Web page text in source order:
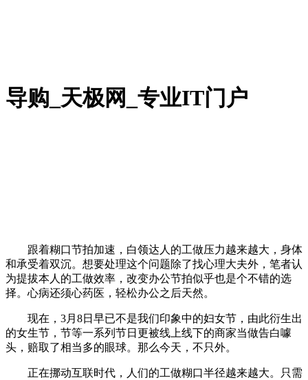
导购_天极网_专业IT门户
跟着糊口节拍加速，白领达人的工做压力越来越大，身体
和承受着双沉。想要处理这个问题除了找心理大夫外，笔者认
为提拔本人的工做效率，改变办公节拍似乎也是个不错的选
择。心病还须心药医，轻松办公之后天然。
现在，3月8日早已不是我们印象中的妇女节，由此衍生出
的女生节，节等一系列节日更被线上线下的商家当做告白噱
头，赔取了相当多的眼球。那么今天，不只外。
正在挪动互联时代，人们的工做糊口半径越来越大。只需